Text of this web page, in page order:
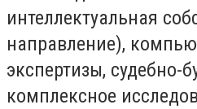
интеллектуальная
направление),
экспертизы, судебно-
комплексное